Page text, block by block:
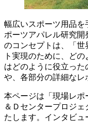
幅広いスポーツ用品を
ポーツアパレル研究
のコンセプトは、「
ト実現のために、ど
はどのように役立っ
や、各部分の詳細なレ
本ページは「現場レポ
＆Ｄセンタープロジ
たします。インタビ